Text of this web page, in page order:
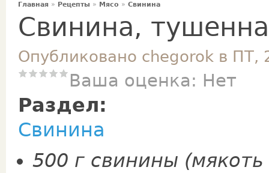
Главная » Рецепты » Мясо » Свинина
Свинина,
Опубликовано chegorok в ПТ,
Ваша оценка: Нет
Раздел:
Свинина
500 г свинины